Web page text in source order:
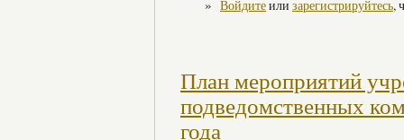
» Войдитеили зарегистрируйтесь,
План мероприятий
подведомственных
года